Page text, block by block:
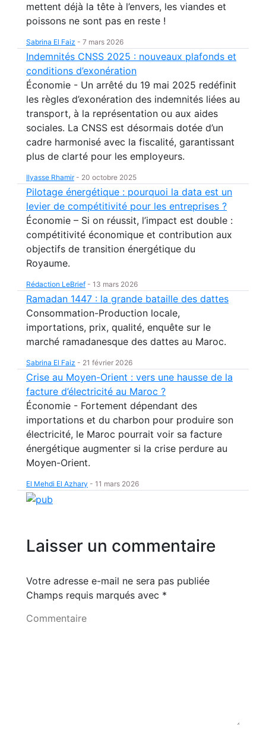
mettent déjà la tête à l’envers, les viandes et
poissons ne sont pas en reste !
Sabrina El Faiz - 7 mars 2026
Indemnités CNSS 2025 : nouveaux plafonds et
conditions d’exonération
Économie - Un arrêté du 19 mai 2025 redéfinit
les règles d’exonération des indemnités liées au
transport, à la représentation ou aux aides
sociales. La CNSS est désormais dotée d’un
cadre harmonisé avec la fiscalité, garantissant
plus de clarté pour les employeurs.
Ilyasse Rhamir- 20 octobre 2025
Pilotage énergétique : pourquoi la data est un
levier de compétitivité pour les entreprises ?
Économie – Si on réussit, l’impact est double :
compétitivité économique et contribution aux
objectifs de transition énergétique du
Royaume.
Rédaction LeBrief - 13 mars 2026
Ramadan 1447 : la grande bataille des dattes
Consommation-Production locale,
importations, prix, qualité, enquête sur le
marché ramadanesque des dattes au Maroc.
Sabrina El Faiz - 21 février 2026
Crise au Moyen-Orient : vers une hausse de la
facture d’électricité au Maroc ?
Économie - Fortement dépendant des
importations et du charbon pour produire son
électricité, le Maroc pourrait voir sa facture
énergétique augmenter si la crise perdure au
Moyen-Orient.
El Mehdi El Azhary - 11 mars 2026
Laisser un commentaire
Votre adresse e-mail ne sera pas publiée
Champs requis marqués avec *
Commentaire